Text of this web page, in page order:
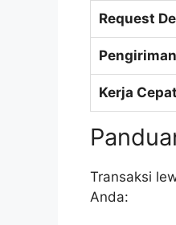
Request
Kerja Cepat
Transaksi
Anda: